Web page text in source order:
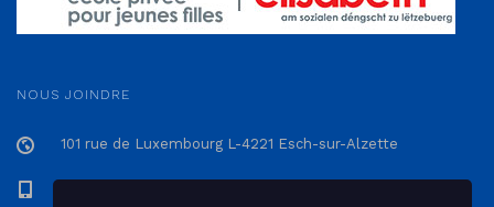
NOUS JOINDRE
101 rue de Luxembourg L-4221 Esch-sur-Alzette